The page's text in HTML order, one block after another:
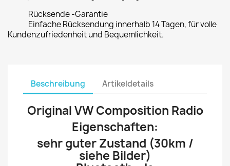
Rücksende -Garantie
Einfache Rücksendung innerhalb 14 Tagen, für volle
Kundenzufriedenheit und Bequemlichkeit.
Beschreibung Artikeldetails
Original VW Composition Radio
Eigenschaften:
sehr guter Zustand (30km /
siehe Bilder)